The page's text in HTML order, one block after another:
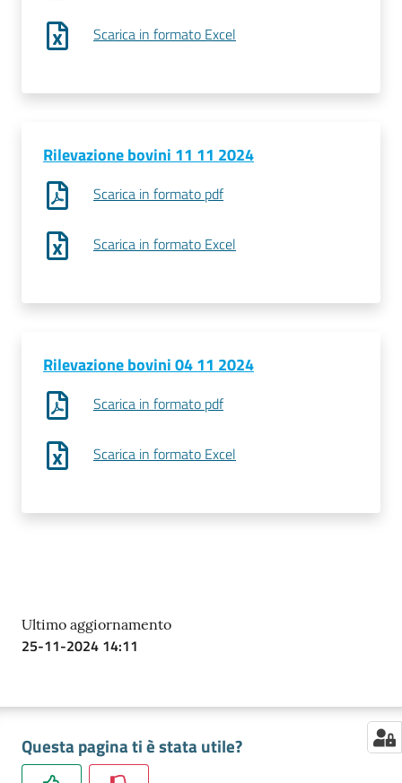
zione
online
Contatti
tter
su
Scarica in formato Excel
Rilevazione bovini 11 11 2024
Scarica in formato pdf
Scarica in formato Excel
Rilevazione bovini 04 11 2024
Scarica in formato pdf
Scarica in formato Excel
Ultimo aggiornamento
25-11-2024 14:11
Questa pagina ti è stata utile?